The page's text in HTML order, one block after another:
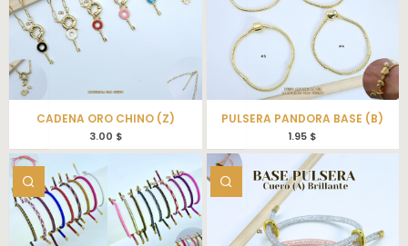
CADENA ORO CHINO (Z)
3.00 $
PULSERA PANDORA BASE (B)
1.95 $